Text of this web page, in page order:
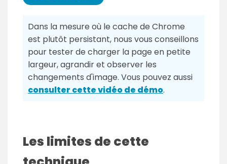
Dans la mesure où le cache de Chrome
est plutôt persistant, nous vous conseillons
pour tester de charger la page en petite
largeur, agrandir et observer les
changements d'image. Vous pouvez aussi
consulter cette vidéo de démo.
Les limites de cette